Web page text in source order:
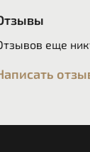
езды,
веса
еще